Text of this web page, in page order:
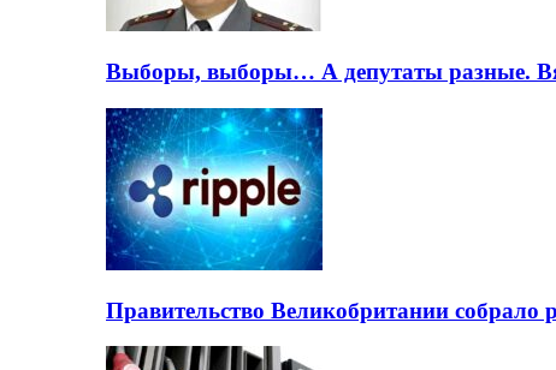
Выборы, выборы… А депутаты разные.
Правительство Великобритании